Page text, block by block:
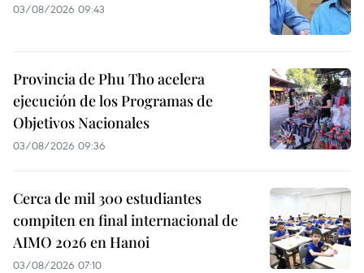
03/08/2026 09:43
Provincia de Phu Tho acelera
ejecución de los Programas de
Objetivos Nacionales
03/08/2026 09:36
Cerca de mil 300 estudiantes
compiten en final internacional de
AIMO 2026 en Hanoi
03/08/2026 07:10